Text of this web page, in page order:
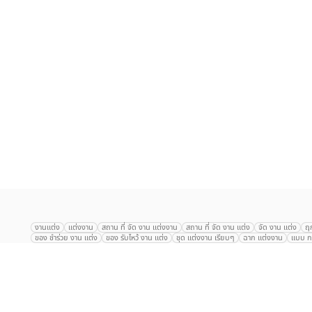
งานแต่ง แต่งงาน สถาน ที่ จัด งาน แต่งงาน สถาน ที่ จัด งาน แต่ง จัด งาน แต่ง ฤ
ของ ชำร่วย งาน แต่ง
ของ รับไหว้ งาน แต่ง ชุด แต่งงาน เรียบๆ ฉาก แต่งงาน แบบ